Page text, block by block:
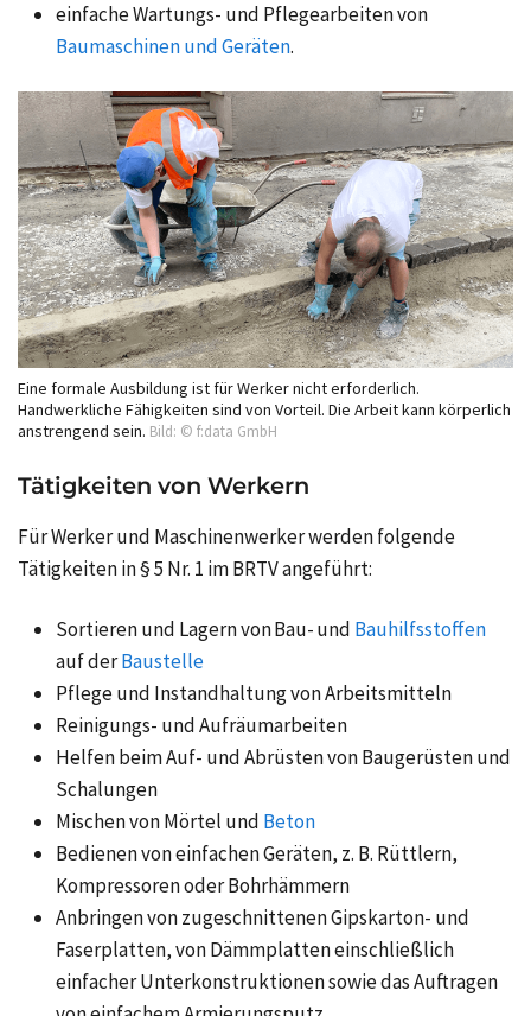
einfache Wartungs- und Pflegearbeiten von
Baumaschinen und Geräten.
Eine formale Ausbildung ist für Werker nicht erforderlich.
Handwerkliche Fähigkeiten sind von Vorteil. Die Arbeit kann körperlich
anstrengend sein. Bild: © f:data GmbH
Tätigkeiten von Werkern
Für Werker und Maschinenwerker werden folgende
Tätigkeiten in § 5 Nr. 1 im BRTV angeführt:
Sortieren und Lagern von Bau- und Bauhilfsstoffen
auf derBaustelle
Pflege und Instandhaltung von Arbeitsmitteln
Reinigungs- und Aufräumarbeiten
Helfen beim Auf- und Abrüsten von Baugerüsten und
Schalungen
Mischen von Mörtel und Beton
Bedienen von einfachen Geräten, z. B. Rüttlern,
Kompressoren oder Bohrhämmern
Anbringen von zugeschnittenen Gipskarton- und
Faserplatten, von Dämmplatten einschließlich
einfacher Unterkonstruktionen sowie das Auftragen